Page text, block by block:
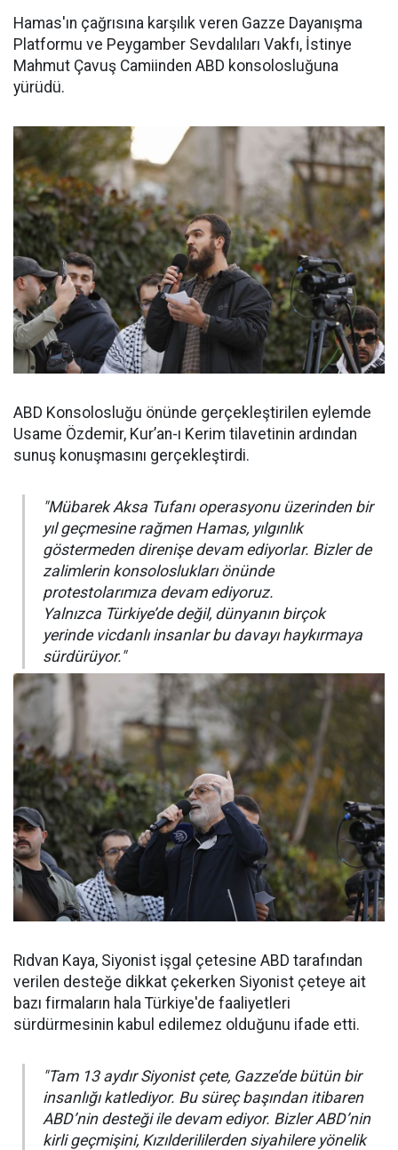
Hamas'ın çağrısına karşılık veren Gazze Dayanışma
Platformu ve Peygamber Sevdalıları Vakfı, İstinye
Mahmut Çavuş Camiinden ABD konsolosluğuna
yürüdü.
ABD Konsolosluğu önünde gerçekleştirilen eylemde
Usame Özdemir, Kur’an-ı Kerim tilavetinin ardından
sunuş konuşmasını gerçekleştirdi.
"Mübarek Aksa Tufanı operasyonu üzerinden bir
yıl geçmesine rağmen Hamas, yılgınlık
göstermeden direnişe devam ediyorlar. Bizler de
zalimlerin konsoloslukları önünde
protestolarımıza devam ediyoruz.
Yalnızca Türkiye’de değil, dünyanın birçok
yerinde vicdanlı insanlar bu davayı haykırmaya
sürdürüyor."
Rıdvan Kaya, Siyonist işgal çetesine ABD tarafından
verilen desteğe dikkat çekerken Siyonist çeteye ait
bazı firmaların hala Türkiye'de faaliyetleri
sürdürmesinin kabul edilemez olduğunu ifade etti.
"Tam 13 aydır Siyonist çete, Gazze’de bütün bir
insanlığı katlediyor. Bu süreç başından itibaren
ABD’nin desteği ile devam ediyor. Bizler ABD’nin
kirli geçmişini, Kızılderililerden siyahilere yönelik